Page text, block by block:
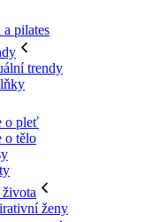
a pilates
trendy
o pleť
o tělo
ženy